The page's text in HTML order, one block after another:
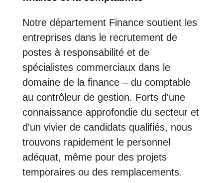
Notre département Finance soutient les
entreprises dans le recrutement de
postes à responsabilité et de
spécialistes commerciaux dans le
domaine de la finance – du comptable
au contrôleur de gestion. Forts d'une
connaissance approfondie du secteur et
d'un vivier de candidats qualifiés, nous
trouvons rapidement le personnel
adéquat, même pour des projets
temporaires ou des remplacements.